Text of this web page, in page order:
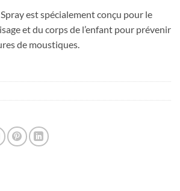
est spécialement conçu pour le
et du corps de l’enfant pour prévenir
de moustiques.